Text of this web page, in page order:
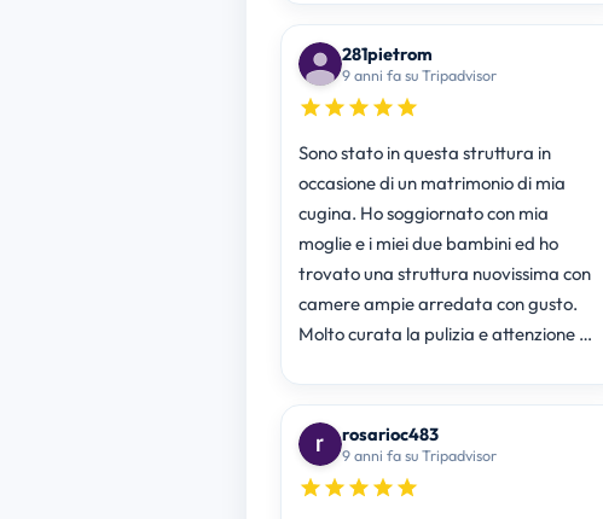
281pietrom
9 anni fa su Tripadvisor
Sono stato in questa struttura in
occasione di un matrimonio di mia
cugina. Ho soggiornato con mia
moglie e i miei due bambini ed ho
trovato una struttura nuovissima con
camere ampie arredata con gusto.
Molto curata la pulizia e attenzione …
rosarioc483
9 anni fa su Tripadvisor